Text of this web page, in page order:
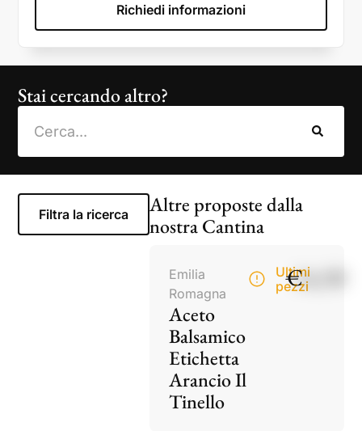
Richiedi informazioni
Stai cercando altro?
Filtra la ricerca
Altre proposte dalla
nostra Cantina
Emilia
Romagna
Aceto
Balsamico
Etichetta
Arancio Il
Tinello
Ultimi
pezzi
€14,50